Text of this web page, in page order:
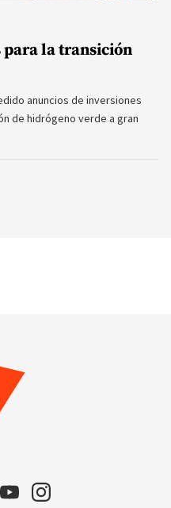
la transición
anuncios de inversiones
de hidrógeno verde a gran